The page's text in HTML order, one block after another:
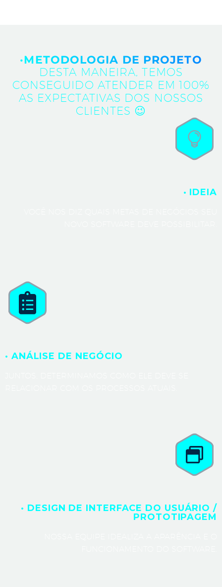
·METODOLOGIA DE PROJETO
DESTA MANEIRA, TEMOS
CONSEGUIDO ATENDER EM 100%
AS EXPECTATIVAS DOS NOSSOS
CLIENTES 😉
· IDEIA
· ANÁLISE DE NEGÓCIO
· DESIGN DE INTERFACE DO USUÁRIO /
PROTOTIPAGEM